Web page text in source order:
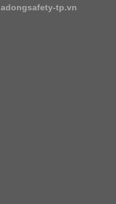
adongsafety-tp.vn